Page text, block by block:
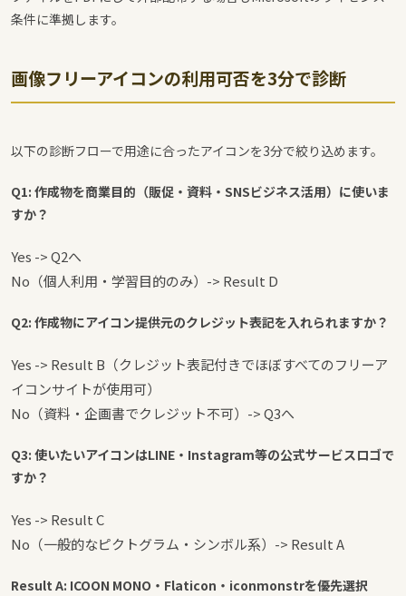
条件に準拠します。
画像フリーアイコンの利用可否を3分で診断
以下の診断フローで用途に合ったアイコンを3分で絞り込めます。
Q1: 作成物を商業目的（販促・資料・SNSビジネス活用）に使いま
すか？
Yes -> Q2へ
No（個人利用・学習目的のみ）-> Result D
Q2: 作成物にアイコン提供元のクレジット表記を入れられますか？
Yes -> Result B（クレジット表記付きでほぼすべてのフリーア
イコンサイトが使用可）
No（資料・企画書でクレジット不可）-> Q3へ
Q3: 使いたいアイコンはLINE・Instagram等の公式サービスロゴで
すか？
Yes -> Result C
No（一般的なピクトグラム・シンボル系）-> Result A
Result A: ICOON MONO・Flaticon・iconmonstrを優先選択